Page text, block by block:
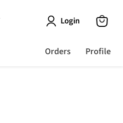
Login
Orders Profile